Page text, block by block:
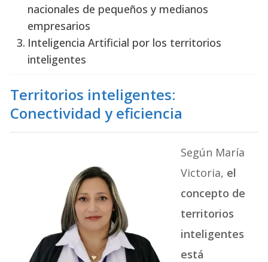
nacionales de pequeños y medianos
empresarios
Inteligencia Artificial por los territorios
inteligentes
Territorios inteligentes:
Conectividad y eficiencia
Según María
Victoria, el
concepto de
territorios
inteligentes
está